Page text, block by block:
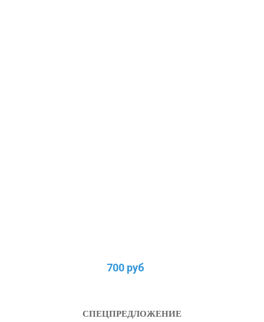
700 руб
СПЕЦПРЕДЛОЖЕНИЕ